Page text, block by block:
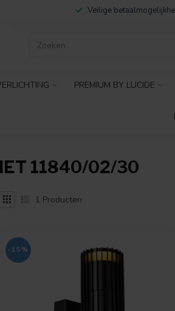
Veilige
PREMIUM BY LUCIDE
11840/02/30
1 Producten
-15%